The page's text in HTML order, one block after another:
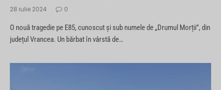
28 iulie 2024 0
O nouă tragedie pe E85, cunoscut și sub numele de „Drumul Morții”, din
județul Vrancea. Un bărbat în vârstă de…